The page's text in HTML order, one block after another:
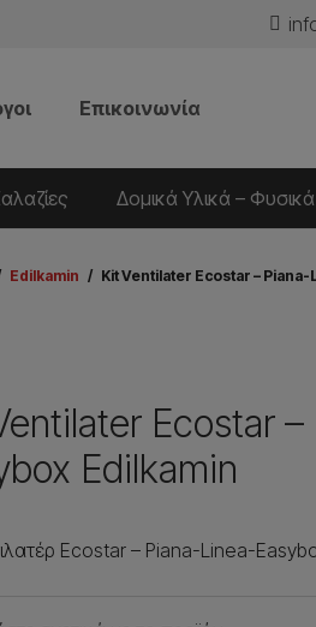
Επικοινωνία
Δομικά Υλικά –
Edilkamin / Kit Ventilater Ecostar –
Ecostar
Edilkamin
Ecostar – Piana-Linea-